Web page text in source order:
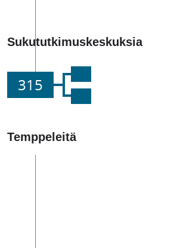
Sukututkimuskeskuksia
315
Temppeleitä